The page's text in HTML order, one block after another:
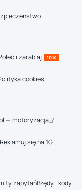
i zarabiaj 10%
cookies
— motoryzacja
Reklamuj się na 1G
zapytańBłędy i kody